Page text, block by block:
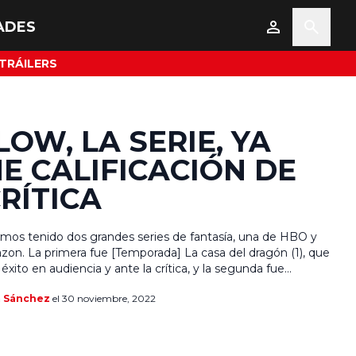
TRÁILERS
LA SERIE, YA
CALIFICACIÓN DE
tenido dos grandes series de fantasía, una de HBO y
La primera fue [Temporada] La casa del dragón (1), que
en audiencia y ante la crítica, y la segunda fue
[…]
Sánchez el 30 noviembre, 2022